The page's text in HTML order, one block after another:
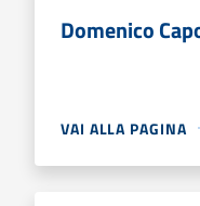
Domenico
VAI ALLA PAGINA